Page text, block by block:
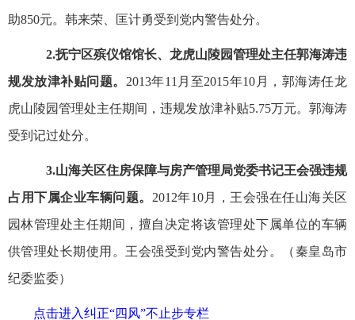
助850元。韩来荣、匡计勇受到党内警告处分。
2.抚宁区殡仪馆馆长、龙虎山陵园管理处主任郭海涛违
规发放津补贴问题。 2013年11月至2015年10月，郭海涛任龙
虎山陵园管理处主任期间，违规发放津补贴5.75万元。郭海涛
受到记过处分。
3.山海关区住房保障与房产管理局党委书记王会强违规
占用下属企业车辆问题。 2012年10月，王会强在任山海关区
园林管理处主任期间，擅自决定将该管理处下属单位的车辆
供管理处长期使用。王会强受到党内警告处分。（秦皇岛市
纪委监委）
点击进入纠正“四风”不止步专栏